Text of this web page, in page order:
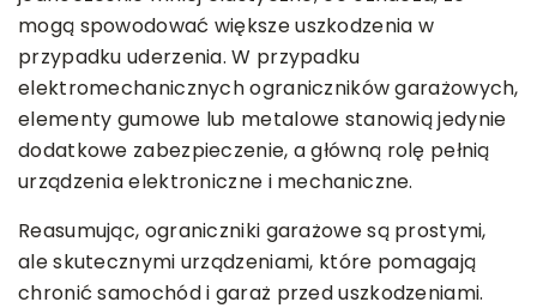
mogą spowodować większe uszkodzenia w
przypadku uderzenia. W przypadku
elektromechanicznych ograniczników garażowych,
elementy gumowe lub metalowe stanowią jedynie
dodatkowe zabezpieczenie, a główną rolę pełnią
urządzenia elektroniczne i mechaniczne.
Reasumując, ograniczniki garażowe są prostymi,
ale skutecznymi urządzeniami, które pomagają
chronić samochód i garaż przed uszkodzeniami.